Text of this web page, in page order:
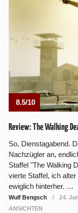
8.5/10
Review: The Walking
So, Dienstagabend.
Nachzügler an,
Staffel "The Walking
vierte Staffel, ich
ewiglich hinterher. …
Wulf Bengsch 24.
ANSICHTEN